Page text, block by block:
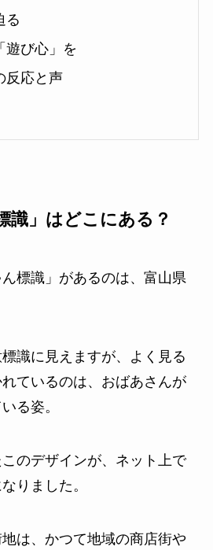
る
遊び心」を
反応と声
識」はどこにある？
標識」があるのは、富山県
識に見えますが、よく見る
ているのは、おばあさんが
る姿。
のデザインが、ネット上で
りました。
は、かつて地域の商店街や